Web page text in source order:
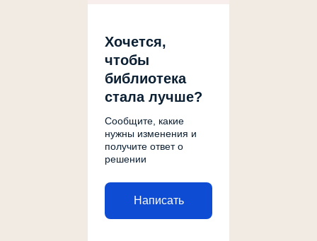
Хочется,
чтобы
библиотека
стала лучше?
Сообщите, какие
нужны изменения и
получите ответ о
решении
Написать